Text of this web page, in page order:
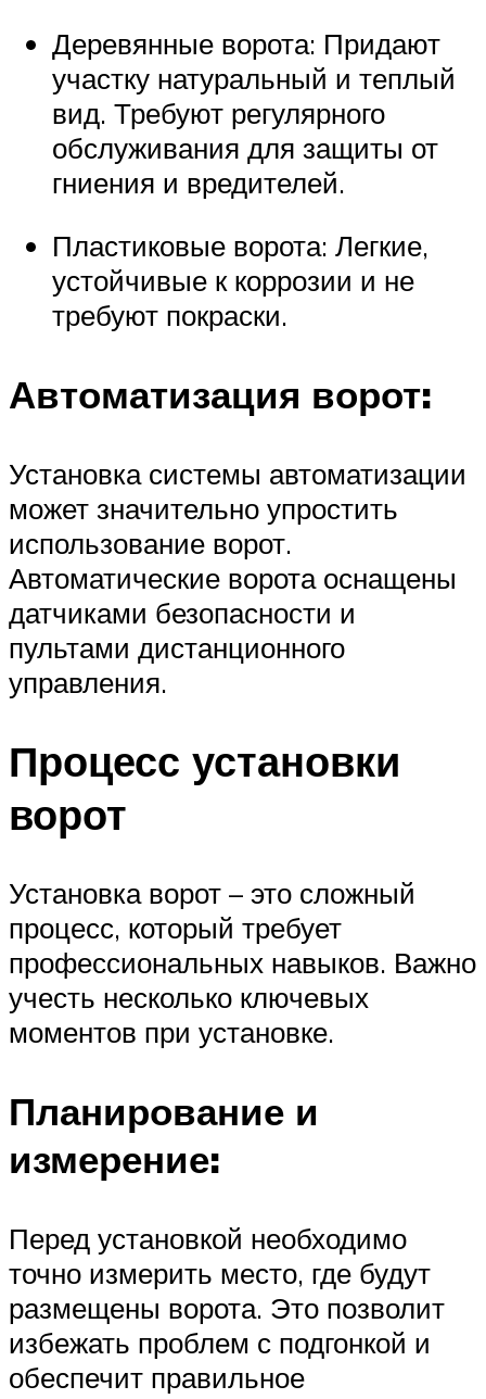
Деревянные ворота: Придают
участку натуральный и теплый
вид. Требуют регулярного
обслуживания для защиты от
гниения и вредителей.
Пластиковые ворота: Легкие,
устойчивые к коррозии и не
требуют покраски.
Автоматизация ворот:
Установка системы автоматизации
может значительно упростить
использование ворот.
Автоматические ворота оснащены
датчиками безопасности и
пультами дистанционного
управления.
Процесс установки
ворот
Установка ворот – это сложный
процесс, который требует
профессиональных навыков. Важно
учесть несколько ключевых
моментов при установке.
Планирование и
измерение:
Перед установкой необходимо
точно измерить место, где будут
размещены ворота. Это позволит
избежать проблем с подгонкой и
обеспечит правильное